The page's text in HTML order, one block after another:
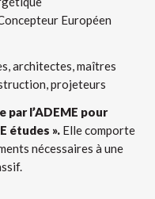
Européen
architectes, maîtres
projeteurs
par l’ADEME pour
études ». Ellecomporte
nécessaires à une